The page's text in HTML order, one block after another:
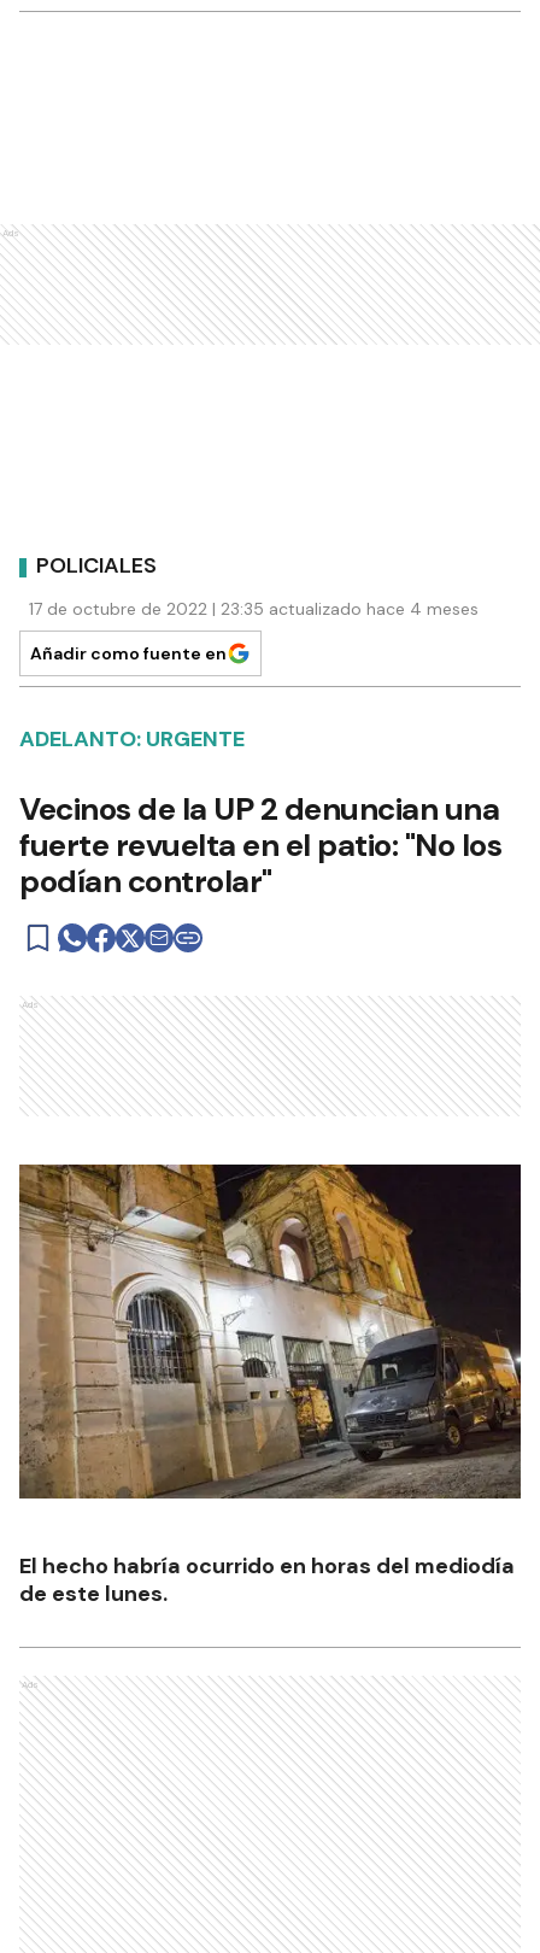
Ads
POLICIALES
17 de octubre de 2022 | 23:35 actualizado hace 4 meses
Añadir como fuente en
ADELANTO: URGENTE
Vecinos de la UP 2 denuncian una
fuerte revuelta en el patio: "No los
podían controlar"
Ads
El hecho habría ocurrido en horas del mediodía
de este lunes.
Ads